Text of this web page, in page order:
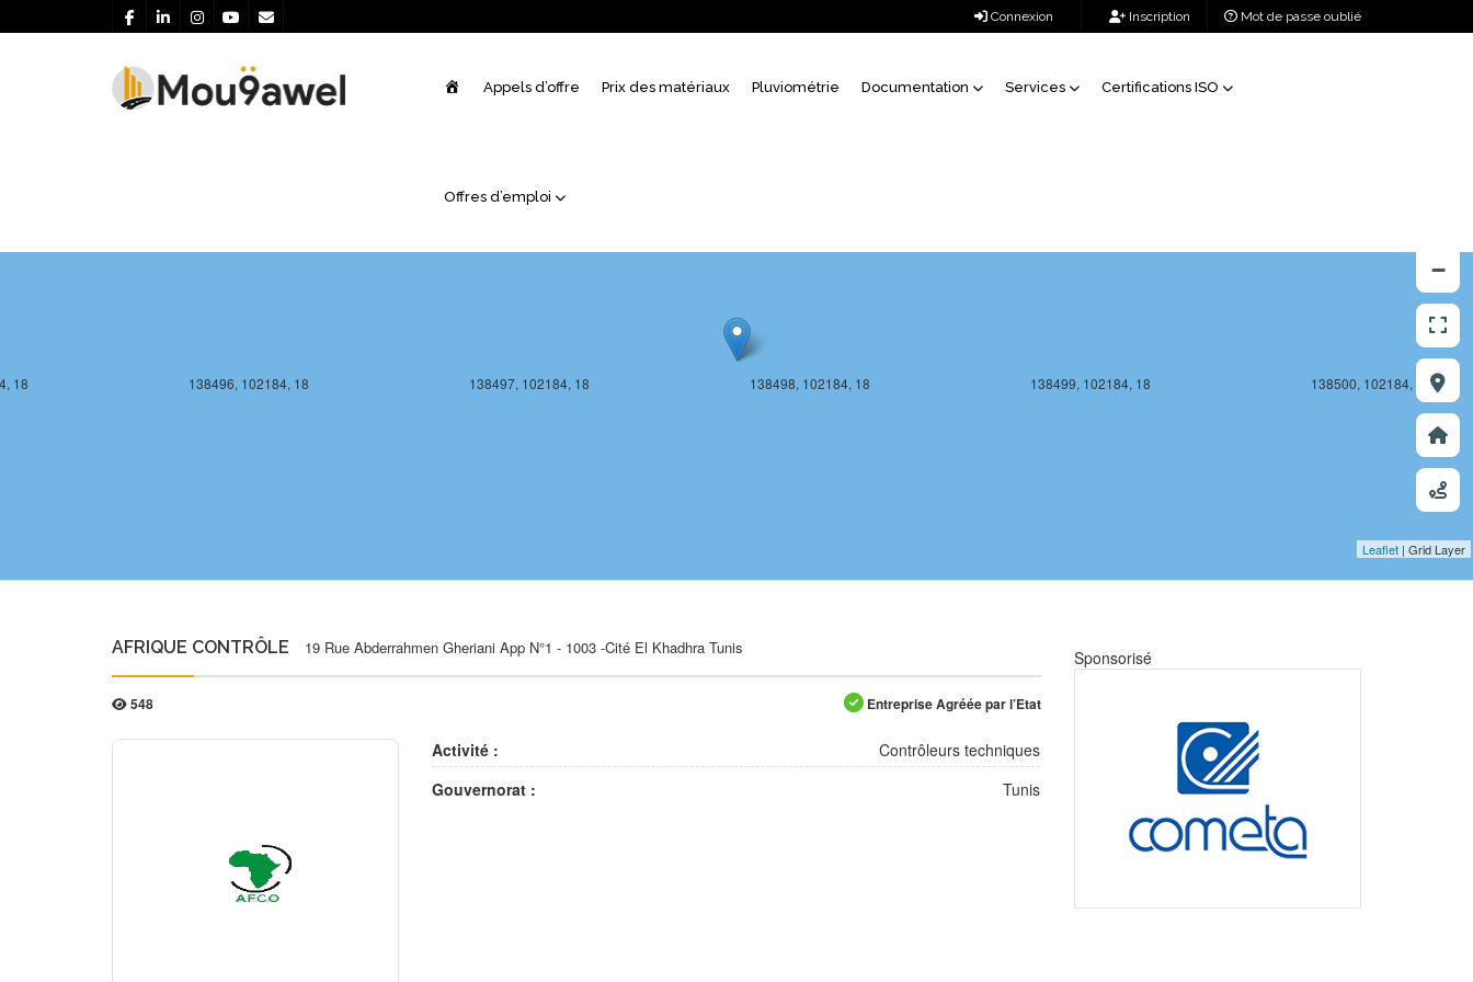
Connexion Inscription Mot de passe oublié
Acceuil
Appels d’offre Prix des matériaux Pluviométrie Documentation Services Certifications ISO
Offres d’emploi
138497, 102184, 18 138498, 102184, 18
138496, 102183, 18
138496, 102184, 18 138499, 102184, 18
18 138500, 102184, 18
−
Leaflet | Grid Layer
AFRIQUE CONTRÔLE 19 Rue Abderrahmen Gheriani App N°1 - 1003 -Cité El Khadhra Tunis
548 Entreprise Agréée par l’Etat
Activité :
Contrôleurs techniques
Gouvernorat :
Tunis
Sponsorisé